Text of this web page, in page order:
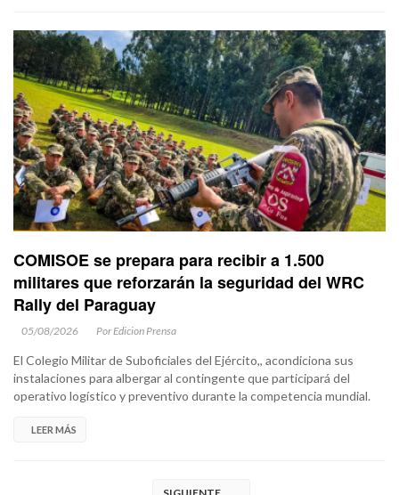
COMISOE se prepara para recibir a 1.500
militares que reforzarán la seguridad del WRC
Rally del Paraguay
05/08/2026 Por Edicion Prensa
El Colegio Militar de Suboficiales del Ejército,, acondiciona sus
instalaciones para albergar al contingente que participará del
operativo logístico y preventivo durante la competencia mundial.
LEER MÁS